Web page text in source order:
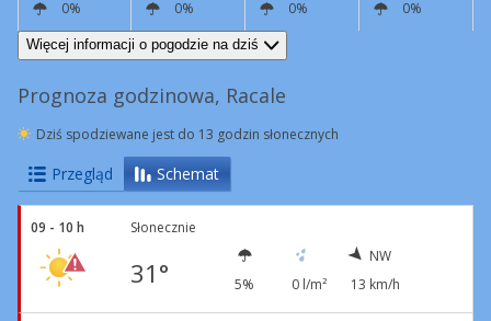
0%
0% 0%
0%
N
11 km/h W
17 km/h
Więcej informacji o pogodzie na dziś
Prognoza godzinowa, Racale
Dziś spodziewane jest do 13 godzin słonecznych
Przegląd Schemat
09 - 10 h Słonecznie
31° 5% 0 l/m²
NW
13 km/h